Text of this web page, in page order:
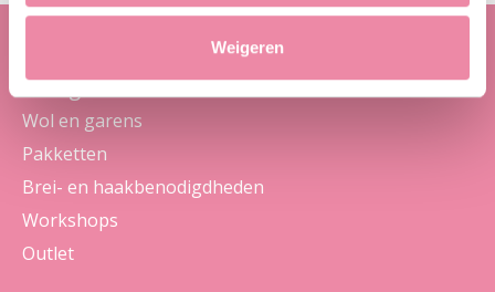
Weigeren
Categorieën
Wol en garens
Pakketten
Brei- en haakbenodigdheden
Workshops
Outlet